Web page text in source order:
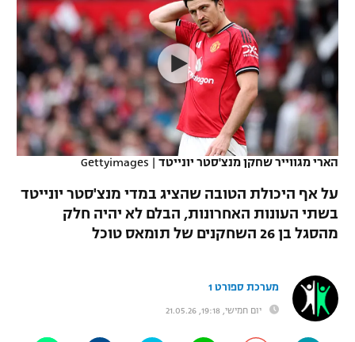
VOD
רץ ברשת
תוצאות
לוח שידורים
"מעל הליגה" – פודקאסט
נבחרת ישראל
מכבי חיפה
בית"ר ירושלים
מכבי תל אביב
הפועל תל אביב
הפועל חיפה
מכבי נתניה
בני יהודה
ליגה ספרדית
ליגה איטלקית
ליגה צרפתית
ליגה הולנדית
ליגה טורקית
ליגה סינית
ליגות נוספות
כדורסל נשים
מכבי תל אביב
הפועל חולון
הפועל ירושלים
דני אבדיה
יורוליג
יורוקאפ
טניס
כדוריד
כדורעף
שחייה
ג'ודו
אגרוף
ספורט אולימפי
UFC
הארי מגווייר שחקן מנצ'סטר יונייטד |
Gettyimages
על אף היכולת הטובה שהציג במדי מנצ'סטר יונייטד
בשתי העונות האחרונות, הבלם לא יהיה חלק
מהסגל בן 26 השחקנים של תומאס טוכל
מערכת ספורט 1
יום חמישי, 19:18, 21.05.26